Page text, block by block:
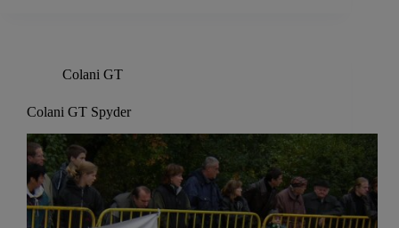
Colani GT
Colani GT Spyder